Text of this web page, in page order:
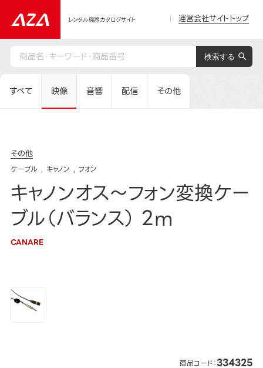
レンタル機器カタログサイト 運営会社サイトトップ
すべて 映像 音響 配信 その他
その他
ケーブル キャノン フォン
キャノンオス～フォン変換ケー
ブル（バランス） 2m
CANARE
商品コード：334325